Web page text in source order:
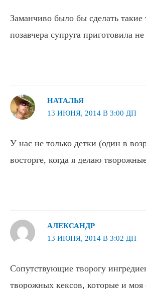
Заманчиво было бы сделать
позавчера супруга приготовила
НАТАЛЬЯ
13 ИЮНЯ, 2014 В 3:00 ДП
У нас не только детки (один в
восторге, когда я делаю
АЛЕКСАНДР
13 ИЮНЯ, 2014 В 3:02 ДП
Сопутствующие творогу
творожных кексов, которые и моя